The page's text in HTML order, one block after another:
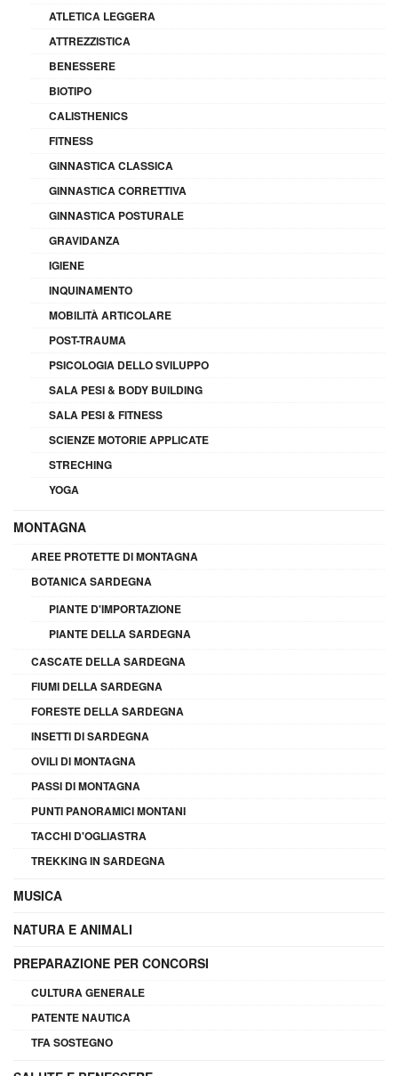
ATLETICA LEGGERA
ATTREZZISTICA
BENESSERE
BIOTIPO
CALISTHENICS
FITNESS
GINNASTICA CLASSICA
GINNASTICA CORRETTIVA
GINNASTICA POSTURALE
GRAVIDANZA
IGIENE
INQUINAMENTO
MOBILITÀ ARTICOLARE
POST-TRAUMA
PSICOLOGIA DELLO SVILUPPO
SALA PESI & BODY BUILDING
SALA PESI & FITNESS
SCIENZE MOTORIE APPLICATE
STRECHING
YOGA
MONTAGNA
AREE PROTETTE DI MONTAGNA
BOTANICA SARDEGNA
PIANTE D'IMPORTAZIONE
PIANTE DELLA SARDEGNA
CASCATE DELLA SARDEGNA
FIUMI DELLA SARDEGNA
FORESTE DELLA SARDEGNA
INSETTI DI SARDEGNA
OVILI DI MONTAGNA
PASSI DI MONTAGNA
PUNTI PANORAMICI MONTANI
TACCHI D'OGLIASTRA
TREKKING IN SARDEGNA
MUSICA
NATURA E ANIMALI
PREPARAZIONE PER CONCORSI
CULTURA GENERALE
PATENTE NAUTICA
TFA SOSTEGNO